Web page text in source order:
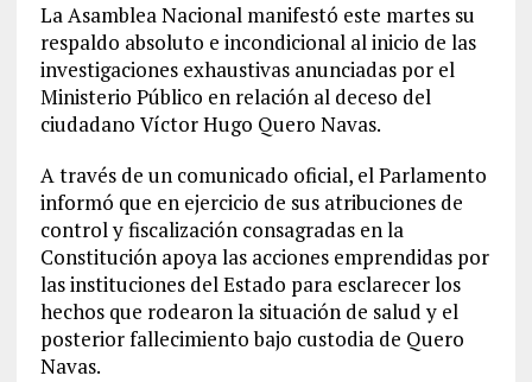
La Asamblea Nacional manifestó este martes su
respaldo absoluto e incondicional al inicio de las
investigaciones exhaustivas anunciadas por el
Ministerio Público en relación al deceso del
ciudadano Víctor Hugo Quero Navas.
A través de un comunicado oficial, el Parlamento
informó que en ejercicio de sus atribuciones de
control y fiscalización consagradas en la
Constitución apoya las acciones emprendidas por
las instituciones del Estado para esclarecer los
hechos que rodearon la situación de salud y el
posterior fallecimiento bajo custodia de Quero
Navas.